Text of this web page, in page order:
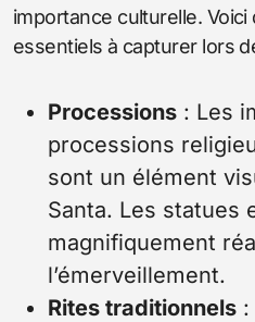
importance culturelle.
essentiels à capturer lors
Processions : Les
processions
sont un élément
Santa. Les statues
magnifiquement
l’émerveillement.
Rites traditionnels :